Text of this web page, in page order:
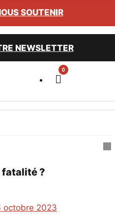
SOUTENIR
NEWSLETTER
0
fatalité ?
octobre 2023